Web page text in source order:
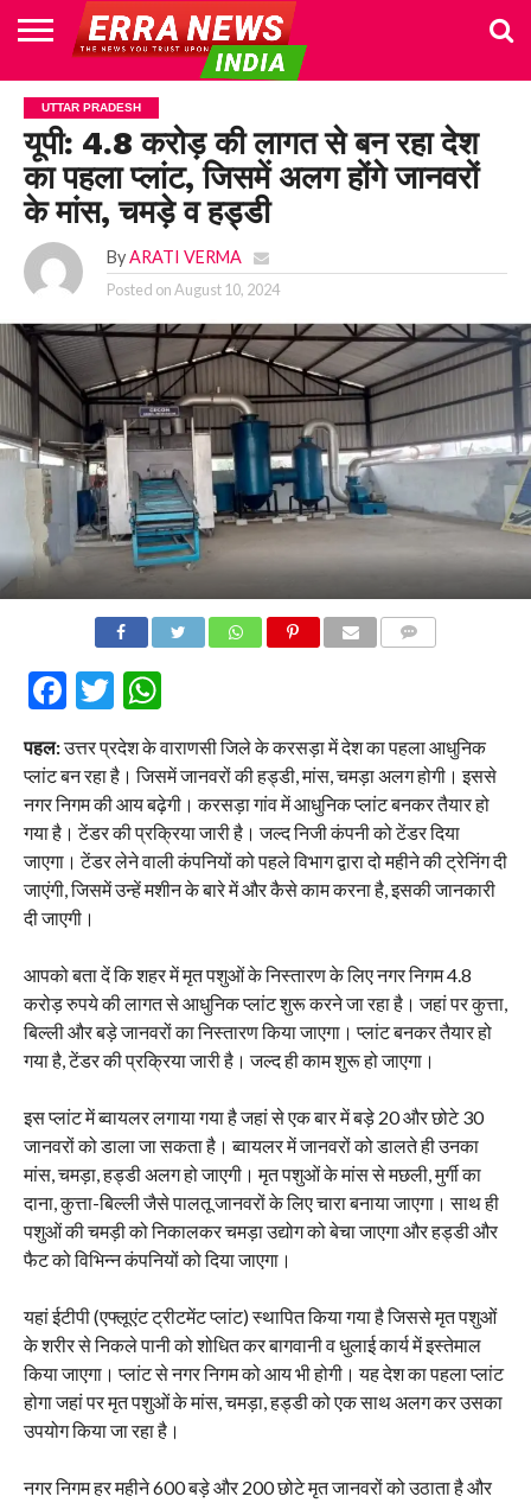
HOME
POLITICS
NEWS
BUSINESS
CULTURE
NATIONAL
SPORTS
LIFESTYLE
TRAVEL
OPINION
BREAKING
NEWS
ENTERTAINMENT
WORLD
CRIME
JOIN
US
UTTAR PRADESH
यूपी: 4.8 करोड़ की लागत से बन रहा देश
का पहला प्लांट, जिसमें अलग होंगे जानवरों
के मांस, चमड़े व हड्डी
By ARATI VERMA
Posted onAugust 10, 2024
Facebook
Twitter
WhatsApp
पहल:उत्तर प्रदेश के वाराणसी जिले के करसड़ा में देश का पहला आधुनिक
प्लांट बन रहा है। जिसमें जानवरों की हड्डी, मांस, चमड़ा अलग होगी। इससे
नगर निगम की आय बढ़ेगी। करसड़ा गांव में आधुनिक प्लांट बनकर तैयार हो
गया है। टेंडर की प्रक्रिया जारी है। जल्द निजी कंपनी को टेंडर दिया
जाएगा। टेंडर लेने वाली कंपनियों को पहले विभाग द्वारा दो महीने की ट्रेनिंग दी
जाएंगी, जिसमें उन्हें मशीन के बारे में और कैसे काम करना है, इसकी जानकारी
दी जाएगी।
आपको बता दें कि शहर में मृत पशुओं के निस्तारण के लिए नगर निगम 4.8
करोड़ रुपये की लागत से आधुनिक प्लांट शुरू करने जा रहा है। जहां पर कुत्ता,
बिल्ली और बड़े जानवरों का निस्तारण किया जाएगा। प्लांट बनकर तैयार हो
गया है, टेंडर की प्रक्रिया जारी है। जल्द ही काम शुरू हो जाएगा।
इस प्लांट में ब्वायलर लगाया गया है जहां से एक बार में बड़े 20 और छोटे 30
जानवरों को डाला जा सकता है। ब्वायलर में जानवरों को डालते ही उनका
मांस, चमड़ा, हड्डी अलग हो जाएगी। मृत पशुओं के मांस से मछली, मुर्गी का
दाना, कुत्ता-बिल्ली जैसे पालतू जानवरों के लिए चारा बनाया जाएगा। साथ ही
पशुओं की चमड़ी को निकालकर चमड़ा उद्योग को बेचा जाएगा और हड्डी और
फैट को विभिन्न कंपनियों को दिया जाएगा।
यहां ईटीपी (एफ्लूएंट ट्रीटमेंट प्लांट) स्थापित किया गया है जिससे मृत पशुओं
के शरीर से निकले पानी को शोधित कर बागवानी व धुलाई कार्य में इस्तेमाल
किया जाएगा। प्लांट से नगर निगम को आय भी होगी। यह देश का पहला प्लांट
होगा जहां पर मृत पशुओं के मांस, चमड़ा, हड्डी को एक साथ अलग कर उसका
उपयोग किया जा रहा है।
नगर निगम हर महीने 600 बड़े और 200 छोटे मृत जानवरों को उठाता है और